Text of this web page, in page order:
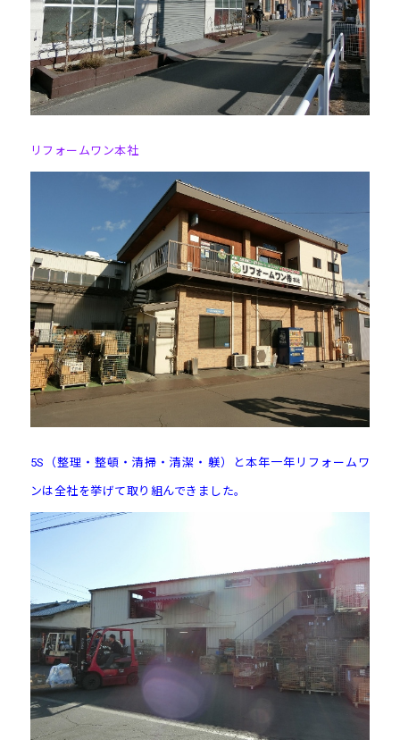
リフォームワン本社
5S（整理・整頓・清掃・清潔・躾）と本年一年リフォームワ
ンは全社を挙げて取り組んできました。